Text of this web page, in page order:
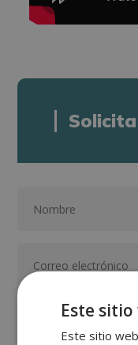
Este
Este sitio